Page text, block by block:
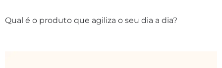
Qual é o produto que agiliza o seu dia a dia?